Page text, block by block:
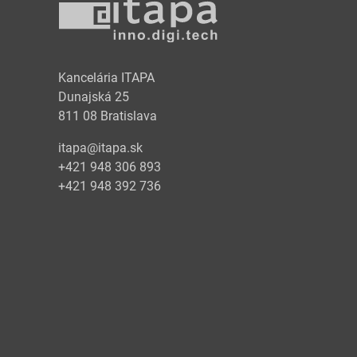
Kancelária ITAPA
Dunajská 25
811 08 Bratislava
itapa@itapa.sk
+421 948 306 893
+421 948 392 736